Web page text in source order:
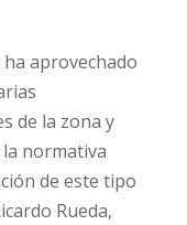
aprovechado
de la zona y
normativa
de este tipo
Rueda,